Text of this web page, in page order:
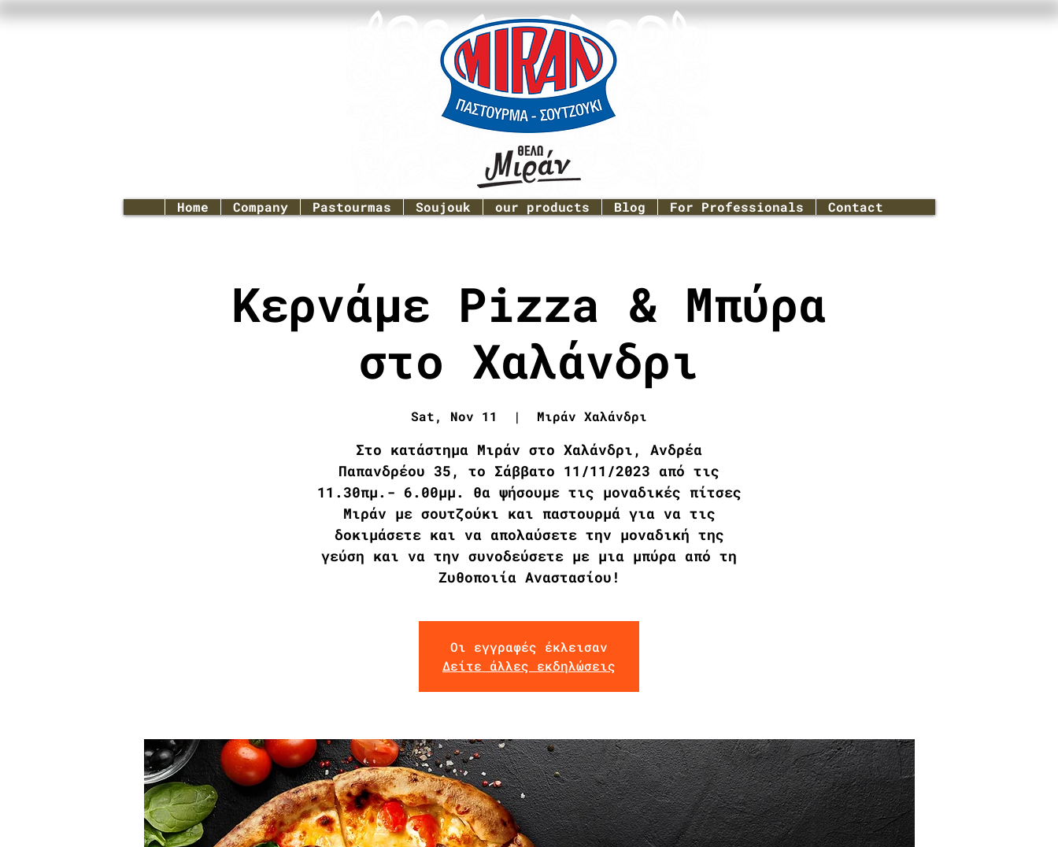
Home Company Pastourmas Soujouk our products Blog For Professionals Contact
Κερνάμε Pizza & Μπύρα
στο Χαλάνδρι
Sat, Nov 11
  |
Μιράν Χαλάνδρι
Στο κατάστημα Μιράν στο Χαλάνδρι, Ανδρέα
Παπανδρέου 35, το Σάββατο 11/11/2023 από τις
11.30πμ.- 6.00μμ. θα ψήσουμε τις μοναδικές πίτσες
Μιράν με σουτζούκι και παστουρμά για να τις
δοκιμάσετε και να απολαύσετε την μοναδική της
γεύση και να την συνοδεύσετε με μια μπύρα από τη
Ζυθοποιία Αναστασίου!
Οι εγγραφές έκλεισαν
Δείτε άλλες εκδηλώσεις